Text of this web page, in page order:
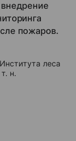
пожаров.
леса
н.